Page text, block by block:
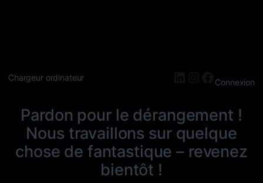
Chargeur ordinateur LinkedIn
Instagram
Connexion
Pardon pour le dérangement !
Nous travaillons sur quelque
chose de fantastique – revenez
bientôt !